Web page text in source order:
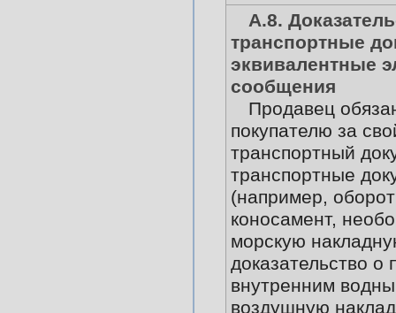
А.8.
транспортные
эквивалентные
сообщения
Продавец
покупателю за
транспортный
транспортные
(например,
коносамент,
морскую
доказательство о
внутренним
воздушную